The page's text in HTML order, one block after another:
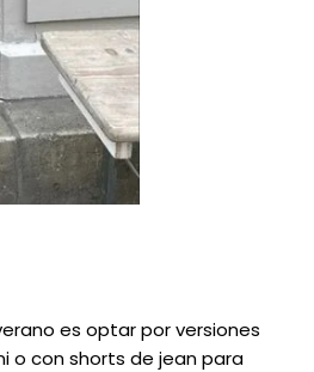
es optar por versiones
o con shorts de jean para